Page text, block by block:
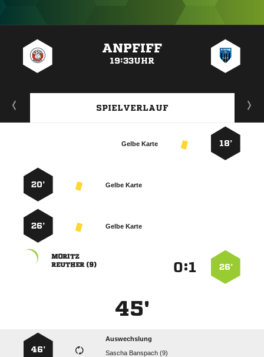
ANPFIFF
19:33UHR
SPIELVERLAUF
18’
Gelbe Karte
Gelbe Karte
20’
Gelbe Karte
26’
26’
:

 
45'
Auswechslung
  
46’